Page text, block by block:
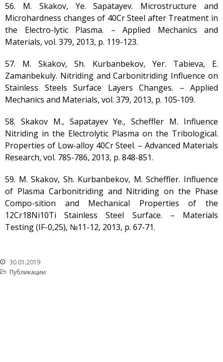
56. M. Skakov, Ye. Sapatayev. Microstructure and
Microhardness changes of 40Cr Steel after Treatment in
the Electro-lytic Plasma. – Applied Mechanics and
Materials, vol. 379, 2013, p. 119-123.
57. М. Skakov, Sh. Kurbanbekov, Yer. Tabieva, E.
Zamanbekuly. Nitriding and Carbonitriding Influence on
Stainless Steels Surface Layers Changes. – Applied
Mechanics and Materials, vol. 379, 2013, p. 105-109.
58. Skakov M., Sapatayev Ye., Scheffler M. Influence
Nitriding in the Electrolytic Plasma on the Tribological.
Properties of Low-alloy 40Cr Steel. – Advanced Materials
Research, vol. 785-786, 2013, p. 848-851.
59. М. Skakov, Sh. Kurbanbekov, M. Scheffler. Influence
of Plasma Carbonitriding and Nitriding on the Phase
Compo-sition and Mechanical Properties of the
12Cr18Ni10Ti Stainless Steel Surface. – Materials
Testing (IF-0,25), №11-12, 2013, p. 67-71.
30.01.2019
Публикации